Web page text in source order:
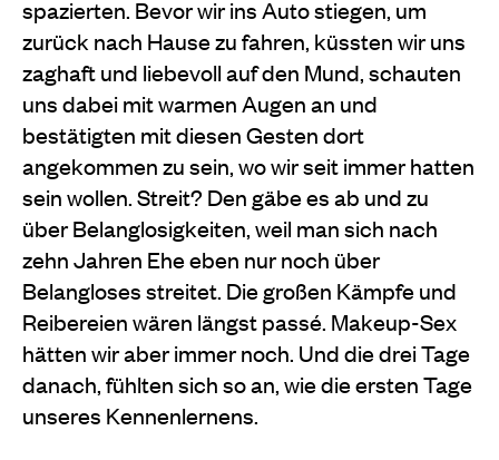
spazierten. Bevor wir ins Auto stiegen, um
zurück nach Hause zu fahren, küssten wir uns
zaghaft und liebevoll auf den Mund, schauten
uns dabei mit warmen Augen an und
bestätigten mit diesen Gesten dort
angekommen zu sein, wo wir seit immer hatten
sein wollen. Streit? Den gäbe es ab und zu
über Belanglosigkeiten, weil man sich nach
zehn Jahren Ehe eben nur noch über
Belangloses streitet. Die großen Kämpfe und
Reibereien wären längst passé. Makeup-Sex
hätten wir aber immer noch. Und die drei Tage
danach, fühlten sich so an, wie die ersten Tage
unseres Kennenlernens.